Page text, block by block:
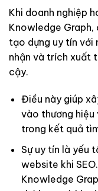
Khi doanh nghiệp
Knowledge
tạo dựng uy tín với
nhận và trích xuất
cậy.
Điều này giúp
vào thương hiệu
trong kết quả
Sự uy tín là yếu
website khi
Knowledge